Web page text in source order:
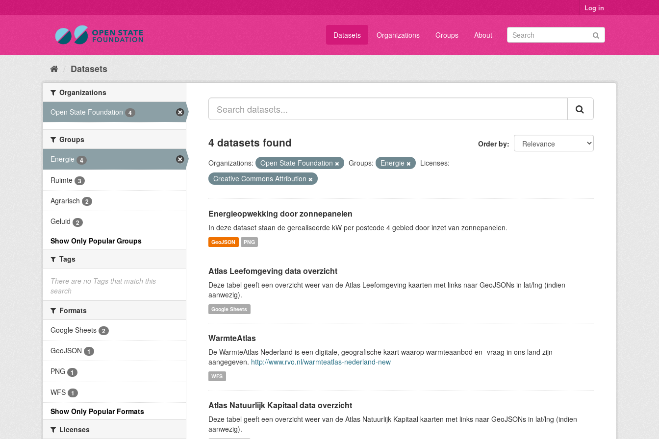
Log in
Datasets Organizations Groups About
Datasets
Organizations
Open State Foundation
4
Groups
Energie
4
Ruimte 3
Agrarisch 2
Geluid 2
Show Only Popular Groups
Tags
There are no Tags that match this
search
Formats
Google Sheets
2
GeoJSON 1
PNG 1
WFS 1
Show Only Popular Formats
Licenses
Order by
4 datasets found
Organizations: Open State Foundation Groups: Energie
Licenses:
Creative Commons Attribution
Energieopwekking door zonnepanelen
In deze dataset staan de gerealiseerde kW per postcode 4 gebied door inzet van zonnepanelen.
GeoJSON PNG
Atlas Leefomgeving data overzicht
Deze tabel geeft een overzicht weer van de Atlas Leefomgeving kaarten met links naar GeoJSONs in lat/lng (indien
aanwezig).
Google Sheets
WarmteAtlas
De WarmteAtlas Nederland is een digitale, geografische kaart waarop warmteaanbod en -vraag in ons land zijn
aangegeven. http://www.rvo.nl/warmteatlas-nederland-new
WFS
Atlas Natuurlijk Kapitaal data overzicht
Deze tabel geeft een overzicht weer van de Atlas Natuurlijk Kapitaal kaarten met links naar GeoJSONs in lat/lng (indien
aanwezig).